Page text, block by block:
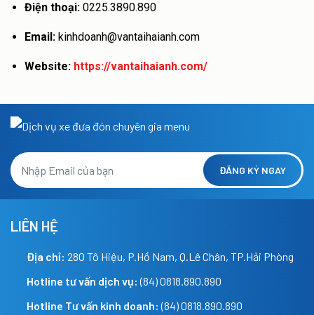
Điện thoại: 0225.3890.890
Email: kinhdoanh@vantaihaianh.com
Website: https://vantaihaianh.com/
ĐĂNG KÝ NGAY
LIÊN HỆ
Địa chỉ: 280 Tô Hiệu, P.Hồ Nam, Q.Lê Chân, TP.Hải Phòng
Hotline tư vấn dịch vụ: (84) 0818.890.890
Hotline Tư vấn kinh doanh: (84) 0818.890.890